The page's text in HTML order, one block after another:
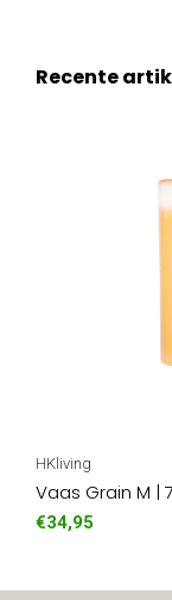
Recente
HKliving
Vaas Grain M |
€34,95